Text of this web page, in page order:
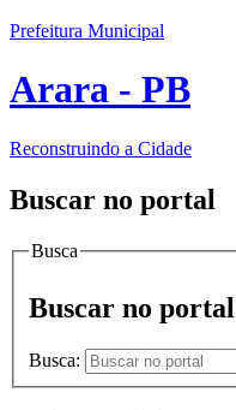
Prefeitura Municipal
Arara - PB
Reconstruindo a Cidade
Buscar no portal
Busca
Buscar no portal
Busca: